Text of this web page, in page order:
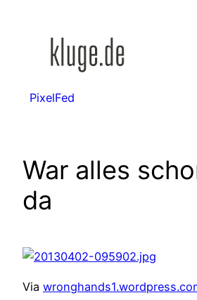
PixelFed
War alles
da
Via